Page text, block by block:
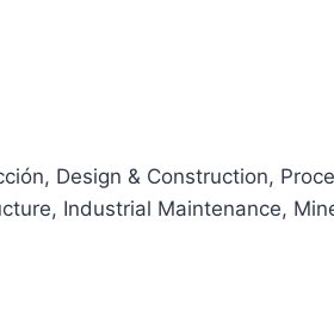
, Design & Construction,
, Industrial Maintenance,